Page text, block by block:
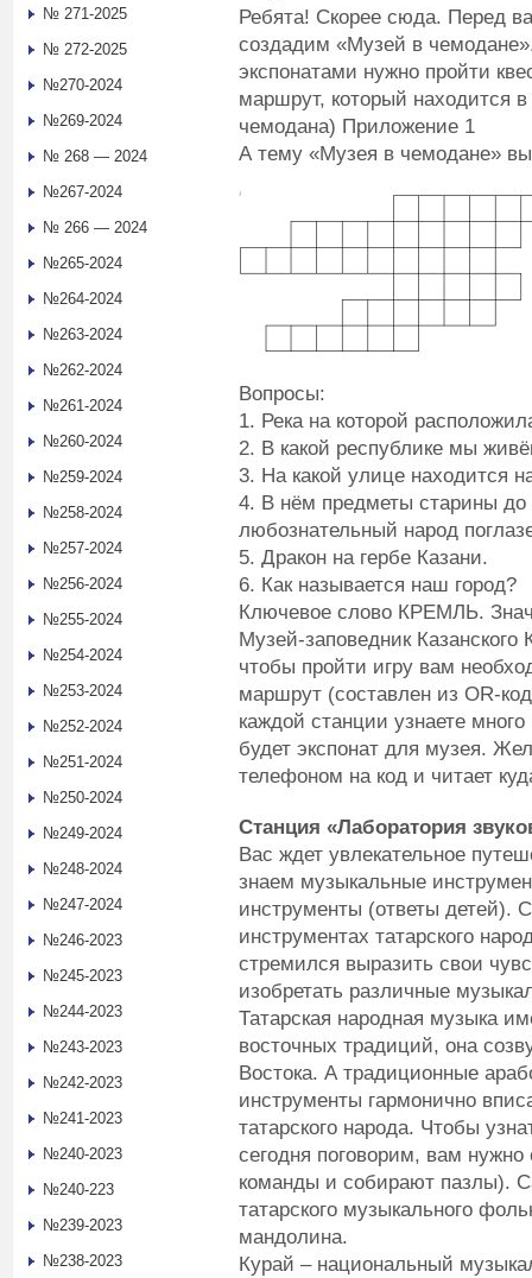
Ребята! Скорее сюда. Перед
создадим «Музей в
экспонатами нужно пройти
маршрут, который находится
чемодана) Приложение 1
А тему «Музея в чемодане» вы
Вопросы:
1. Река на которой
2. В какой республике мы
3. На какой улице находится
4. В нём предметы старины до
любознательный народ
5. Дракон на гербе Казани.
6. Как называется наш город?
Ключевое слово КРЕМЛЬ.
Музей-заповедник
чтобы пройти игру вам
маршрут (составлен из OR-
каждой станции узнаете
будет экспонат для музея.
телефоном на код и читает
Станция «Лаборатория
Вас ждет увлекательное
знаем музыкальные
инструменты (ответы детей).
инструментах татарского
стремился выразить свои
изобретать различные
Татарская народная музыка
восточных традиций, она
Востока. А традиционные
инструменты гармонично
татарского народа. Чтобы
сегодня поговорим, вам
команды и собирают пазлы).
татарского музыкального
мандолина.
Курай – национальный
№ 271-2025
№ 272-2025
№270-2024
№269-2024
№ 268 — 2024
№267-2024
№ 266 — 2024
№265-2024
№264-2024
№263-2024
№262-2024
№261-2024
№260-2024
№259-2024
№258-2024
№257-2024
№256-2024
№255-2024
№254-2024
№253-2024
№252-2024
№251-2024
№250-2024
№249-2024
№248-2024
№247-2024
№246-2023
№245-2023
№244-2023
№243-2023
№242-2023
№241-2023
№240-2023
№240-223
№239-2023
№238-2023